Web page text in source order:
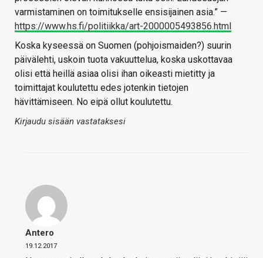
varmistaminen on toimitukselle ensisijainen asia.” —
https://www.hs.fi/politiikka/art-2000005493856.html
Koska kyseessä on Suomen (pohjoismaiden?) suurin
päivälehti, uskoin tuota vakuuttelua, koska uskottavaa
olisi että heillä asiaa olisi ihan oikeasti mietitty ja
toimittajat koulutettu edes jotenkin tietojen
hävittämiseen. No eipä ollut koulutettu.
Kirjaudu sisään vastataksesi
Antero
19.12.2017